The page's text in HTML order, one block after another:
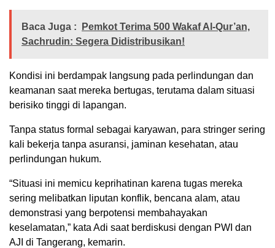
Baca Juga :
Pemkot Terima 500 Wakaf Al-Qur’an,
Sachrudin: Segera Didistribusikan!
Kondisi ini berdampak langsung pada perlindungan dan
keamanan saat mereka bertugas, terutama dalam situasi
berisiko tinggi di lapangan.
Tanpa status formal sebagai karyawan, para stringer sering
kali bekerja tanpa asuransi, jaminan kesehatan, atau
perlindungan hukum.
“Situasi ini memicu keprihatinan karena tugas mereka
sering melibatkan liputan konflik, bencana alam, atau
demonstrasi yang berpotensi membahayakan
keselamatan,” kata Adi saat berdiskusi dengan PWI dan
AJI di Tangerang, kemarin.